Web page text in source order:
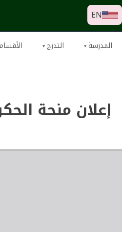
EN
المدرسة التدرج
إعلان منحة